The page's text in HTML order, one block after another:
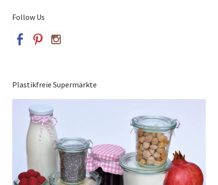
Follow Us
Plastikfreie Supermärkte